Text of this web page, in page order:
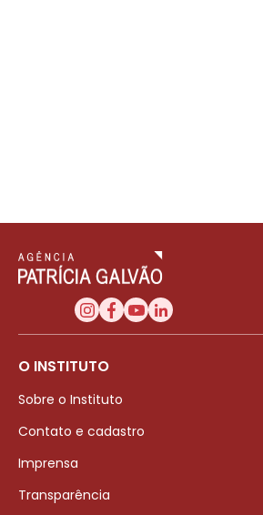
O INSTITUTO
Sobre o Instituto
Contato e cadastro
Imprensa
Transparência